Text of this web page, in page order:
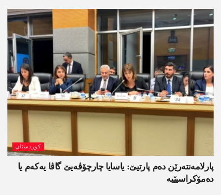
کوردستان
پارلامەنتەرێن دەم پارتیێ: یاسایا چارچۆڤەیێ گاڤا یەکەم یا
دەمۆکراسیێیە